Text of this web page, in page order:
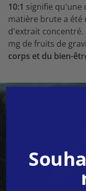
10:1 signifie qu'une
matière brute a
d'extrait concentré.
mg de fruits de
corps et du bien-